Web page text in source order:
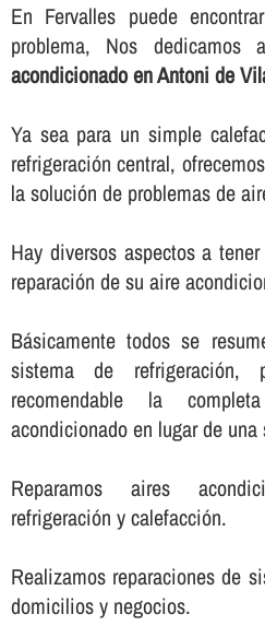
En Fervalles puede
problema, Nos dedicamos
acondicionado en Antoni de
Ya sea para un simple
refrigeración central,
la solución de problemas de
Hay diversos aspectos a
reparación de su aire
Básicamente todos se
sistema de
recomendable la
acondicionado en lugar de
Reparamos aires
refrigeración y calefacción.
Realizamos reparaciones de
domicilios y negocios.